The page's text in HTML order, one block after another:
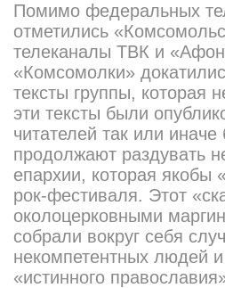
Помимо федеральных
отметились
телеканалы ТВК и
«Комсомолки»
тексты группы, которая
эти тексты были
читателей так или
продолжают раздувать
епархии, которая якобы
рок-фестиваля. Этот
околоцерковными
собрали вокруг себя
некомпетентных людей
«истинного